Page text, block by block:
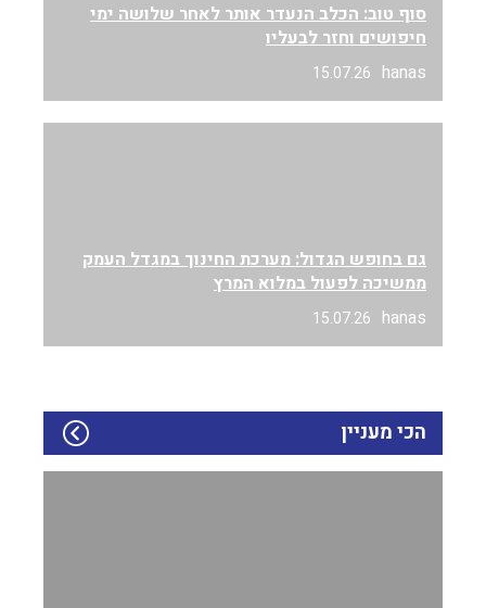
סוף טוב: הכלב הנעדר אותר לאחר שלושה ימי
חיפושים וחזר לבעליו
hanas
15.07.26
גם בחופש הגדול: מערכת החינוך במגדל העמק
ממשיכה לפעול במלוא המרץ
hanas
15.07.26
הכי מעניין